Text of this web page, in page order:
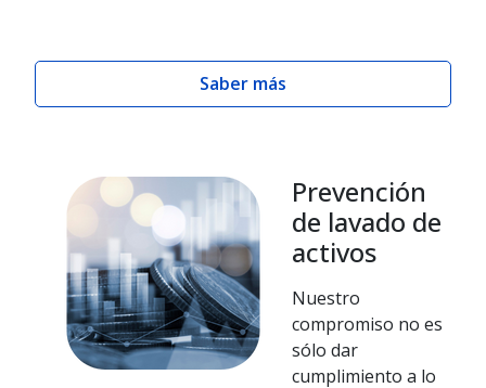
Saber más
Prevención
de lavado de
activos
Nuestro
compromiso no es
sólo dar
cumplimiento a lo